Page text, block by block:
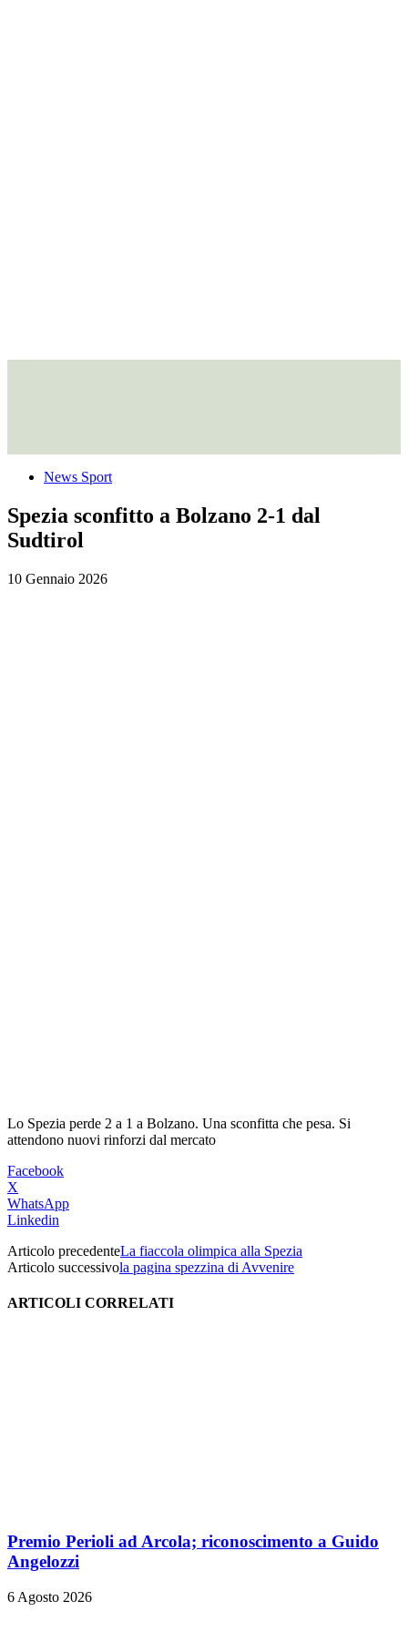
News Sport
Spezia sconfitto a Bolzano 2-1 dal
Sudtirol
10 Gennaio 2026
Lo Spezia perde 2 a 1 a Bolzano. Una sconfitta che pesa. Si
attendono nuovi rinforzi dal mercato
Facebook
X
WhatsApp
Linkedin
Articolo precedenteLa fiaccola olimpica alla Spezia
Articolo successivola pagina spezzina di Avvenire
ARTICOLI CORRELATI
Premio Perioli ad Arcola; riconoscimento a Guido
Angelozzi
6 Agosto 2026